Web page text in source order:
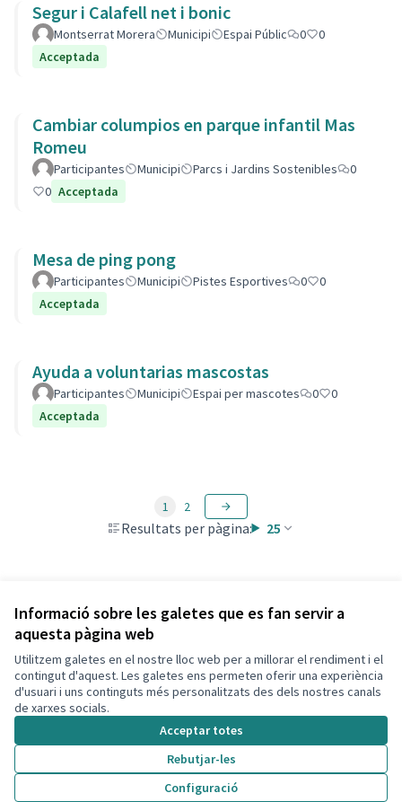
Informació sobre les galetes que es fan servir a
aquesta pàgina web
Utilitzem galetes en el nostre lloc web per a millorar el rendiment i el
contingut d'aquest. Les galetes ens permeten oferir una experiència
d'usuari i uns continguts més personalitzats des dels nostres canals
de xarxes socials.
Acceptar totes
Rebutjar-les
Configuració
Segur i Calafell net i bonic
Montserrat Morera Municipi Espai Públic 0
0
Acceptada
Cambiar columpios en parque infantil Mas
Romeu
Participantes Municipi Parcs i Jardins Sostenibles
0
0 Acceptada
Mesa de ping pong
Participantes Municipi Pistes Esportives 0
0
Acceptada
Ayuda a voluntarias mascostas
Participantes Municipi Espai per mascotes 0
0
Acceptada
Resultats per pàgina: 25
1 2
Veure totes les propostes retirades
Termes i condicions d'ús
Configuració de les galetes
Decidim Calafell a X
(Enllaç extern)
Decidim Calafell a Facebook
Decidim Calafell a YouTube
Decidim Calafell a GitHub
(Enllaç extern)
Web creada ambprogramari lliure .
Amb
(Enllaç